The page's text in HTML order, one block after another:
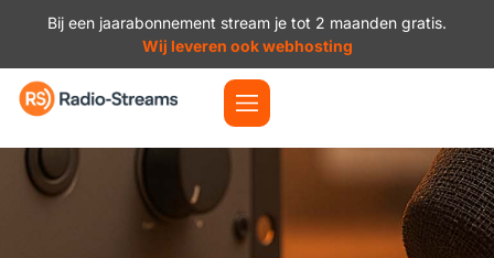
Bij een jaarabonnement stream je tot 2 maanden gratis.
Wij leveren ook webhosting